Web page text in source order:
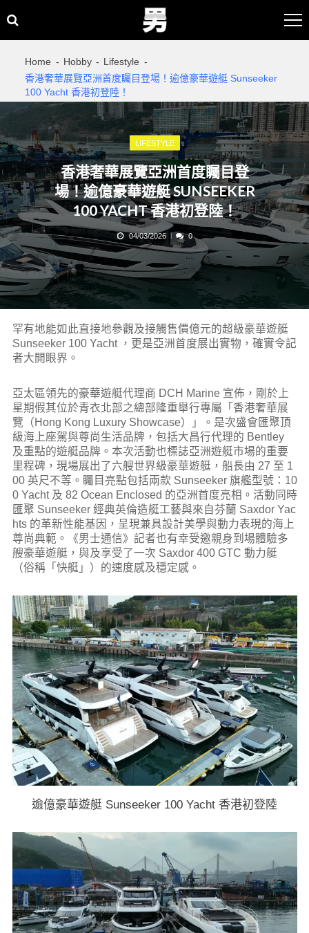
to
to
Home Hobby
Lifestyle
香港奢華展覽亞洲首度矚目登場！逾億豪華遊艇 Sunseeker
100 Yacht 香港初登陸！
LIFESTYLE
香港奢華展覽亞洲首度矚目登
場！逾億豪華遊艇 SUNSEEKER
100 YACHT 香港初登陸！
04/03/2026 0
罕有地能如此直接地參觀及接觸售價億元的超級豪華遊艇
Sunseeker 100 Yacht ，更是亞洲首度展出實物，確實令記
者大開眼界。
亞太區領先的豪華遊艇代理商 DCH Marine 宣佈，剛於上
星期假其位於青衣北部之總部隆重舉行專屬「香港奢華展
覽（Hong Kong Luxury Showcase）」。是次盛會匯聚頂
級海上座駕與尊尚生活品牌，包括大昌行代理的 Bentley
及重點的遊艇品牌。本次活動也標誌亞洲遊艇市場的重要
里程碑，現場展出了六艘世界級豪華遊艇，船長由 27 至 1
00 英尺不等。矚目亮點包括兩款 Sunseeker 旗艦型號：10
0 Yacht 及 82 Ocean Enclosed 的亞洲首度亮相。活動同時
匯聚 Sunseeker 經典英倫造艇工藝與來自芬蘭 Saxdor Yac
hts 的革新性能基因，呈現兼具設計美學與動力表現的海上
尊尚典範。《男士通信》記者也有幸受邀親身到場體驗多
艘豪華遊艇，與及享受了一次 Saxdor 400 GTC 動力艇
（俗稱「快艇」）的速度感及穩定感。
逾億豪華遊艇 Sunseeker 100 Yacht 香港初登陸